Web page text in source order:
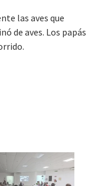
las aves que
de aves. Los papás